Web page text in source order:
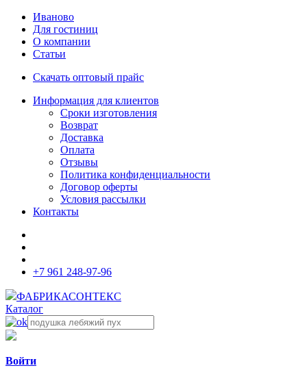
Иваново
Для гостиниц
О компании
Статьи
Скачать оптовый прайс
Информация для клиентов
Сроки изготовления
Возврат
Доставка
Оплата
Отзывы
Политика конфиденциальности
Договор оферты
Условия рассылки
Контакты
+7 961 248-97-96
ФАБРИКАСОНТЕКС
Каталог
Войти